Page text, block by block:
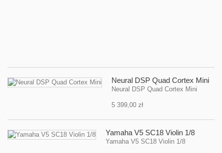
Neural DSP Quad Cortex Mini
Neural DSP Quad Cortex Mini
5 399,00 zł
Yamaha V5 SC18 Violin 1/8
Yamaha V5 SC18 Violin 1/8